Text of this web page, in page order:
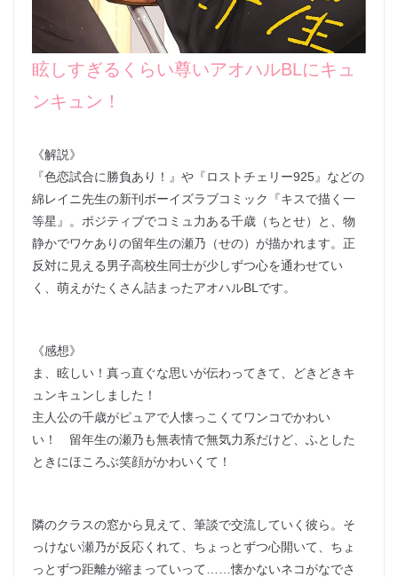
眩しすぎるくらい尊いアオハルBLにキュ
ンキュン！
《解説》
『色恋試合に勝負あり！』や『ロストチェリー925』などの
綿レイニ先生の新刊ボーイズラブコミック『キスで描く一
等星』。ポジティブでコミュ力ある千歳（ちとせ）と、物
静かでワケありの留年生の瀬乃（せの）が描かれます。正
反対に見える男子高校生同士が少しずつ心を通わせてい
く、萌えがたくさん詰まったアオハルBLです。
《感想》
ま、眩しい！真っ直ぐな思いが伝わってきて、どきどきキ
ュンキュンしました！
主人公の千歳がピュアで人懐っこくてワンコでかわい
い！ 留年生の瀬乃も無表情で無気力系だけど、ふとした
ときにほころぶ笑顔がかわいくて！
隣のクラスの窓から見えて、筆談で交流していく彼ら。そ
っけない瀬乃が反応くれて、ちょっとずつ心開いて、ちょ
っとずつ距離が縮まっていって……懐かないネコがなでさ